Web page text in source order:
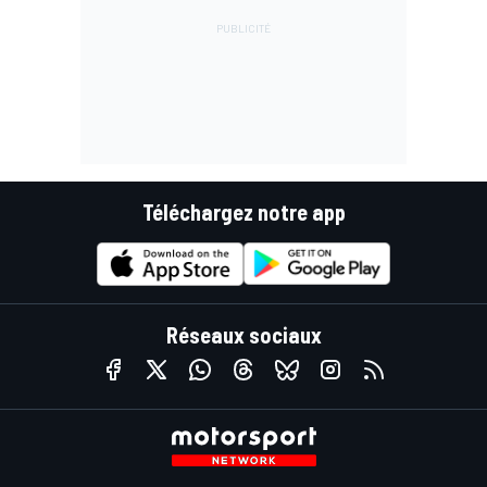
Téléchargez notre app
Réseaux sociaux